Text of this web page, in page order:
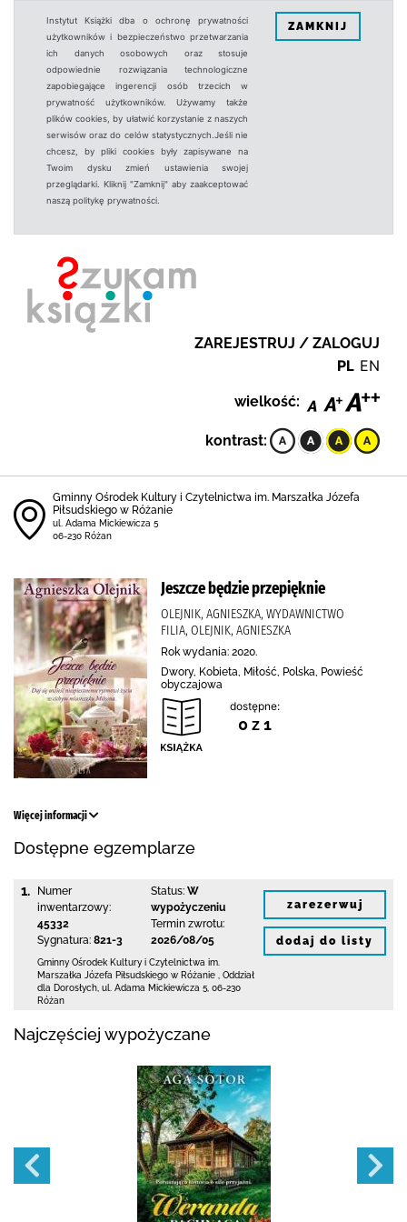
Instytut Książki dba o ochronę prywatności
użytkowników i bezpieczeństwo przetwarzania
ich danych osobowych oraz stosuje
odpowiednie rozwiązania technologiczne
zapobiegające ingerencji osób trzecich w
prywatność użytkowników. Używamy także
plików cookies, by ułatwić korzystanie z naszych
serwisów oraz do celów statystycznych.Jeśli nie
chcesz, by pliki cookies były zapisywane na
Twoim dysku zmień ustawienia swojej
przeglądarki. Kliknij "Zamknij" aby zaakceptować
naszą politykę prywatności.
ZAMKNIJ
ZAREJESTRUJ / ZALOGUJ
PL EN
wielkość:
kontrast:
Gminny Ośrodek Kultury i Czytelnictwa im. Marszałka Józefa
Piłsudskiego w Różanie
ul. Adama Mickiewicza 5
06-230 Różan
Jeszcze będzie przepięknie
OLEJNIK, AGNIESZKA, WYDAWNICTWO
FILIA, OLEJNIK, AGNIESZKA
Rok wydania: 2020.
Dwory, Kobieta, Miłość, Polska, Powieść
obyczajowa
dostępne:
0 z 1
Więcej informacji
Dostępne egzemplarze
1.
Numer
inwentarzowy:
45332
Sygnatura: 821-3
Status: W
wypożyczeniu
Termin zwrotu:
2026/08/05
Gminny Ośrodek Kultury i Czytelnictwa im.
Marszałka Józefa Piłsudskiego w Różanie
Oddział
dla Dorosłych, ul. Adama Mickiewicza 5 06-230
Różan
zarezerwuj
dodaj do listy
Najczęściej wypożyczane